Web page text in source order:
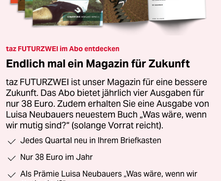
taz FUTURZWEI im Abo entdecken
Endlich mal ein Magazin für Zukunft
taz FUTURZWEI ist unser Magazin für eine bessere
Zukunft. Das Abo bietet jährlich vier Ausgaben für
nur 38 Euro. Zudem erhalten Sie eine Ausgabe von
Luisa Neubauers neuestem Buch „Was wäre, wenn
wir mutig sind?“ (solange Vorrat reicht).
Jedes Quartal neu in Ihrem Briefkasten
Nur 38 Euro im Jahr
Als Prämie Luisa Neubauers „Was wäre, wenn wir